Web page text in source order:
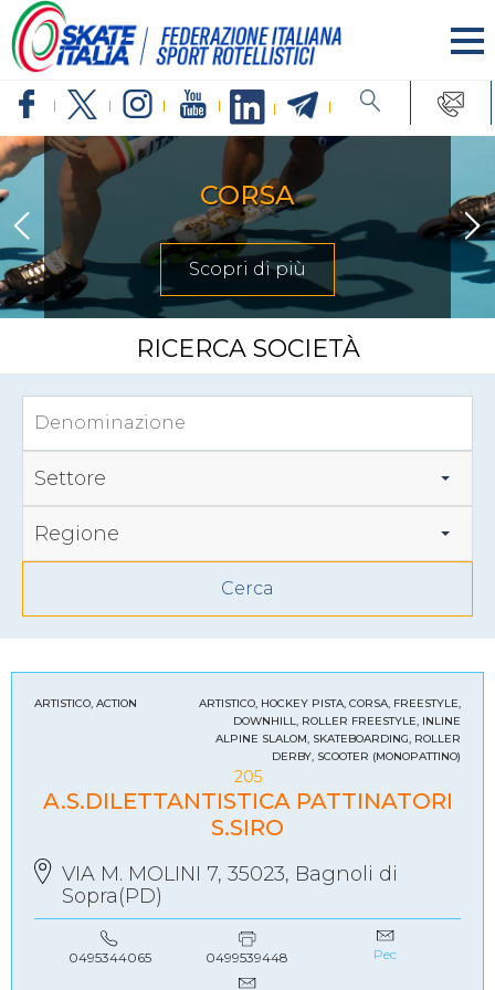
CORSA
Scopri di più
RICERCA SOCIETÀ
Settore
Regione
ARTISTICO, ACTION
ARTISTICO, HOCKEY PISTA, CORSA, FREESTYLE,
DOWNHILL, ROLLER FREESTYLE, INLINE
ALPINE SLALOM, SKATEBOARDING, ROLLER
DERBY, SCOOTER (MONOPATTINO)
205
A.S.DILETTANTISTICA PATTINATORI
S.SIRO
VIA M. MOLINI 7, 35023, Bagnoli di
Sopra(PD)
0495344065 0499539448 Pec